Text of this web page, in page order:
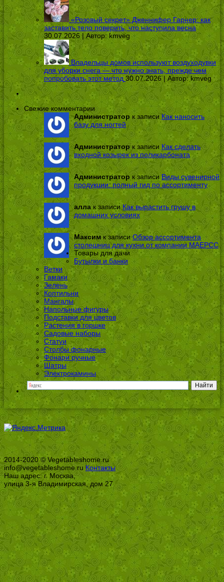
«Розовый секрет» Дженнифер Гарнер: как
заставить тело поверить, что наступила весна
30.07.2026 | Автор: kmveg
Владельцы домов используют воздуходувки
для уборки снега — что нужно знать, прежде чем
попробовать этот метод 30.07.2026 | Автор:kmveg
Свежие комментарии
Администратор к записиКак наносить
базу для ногтей
Администраторк записи Как сделать
входной козырек из поликарбоната
Администратор к записиВиды сувенирной
продукции: полный гид по ассортименту
аллак записиКак вырастить грушу в
домашних условиях
Максимк записиОбзор ассортимента
столешниц для кухни от компании МАЕРСС
Товары для дачи
Бутылки и банки
Ветки
Гамаки
Зелень
Коптильни
Мангалы
Напольные фигуры
Подставки для цветов
Растения в горшке
Садовые наборы
Статуи
Столбы фонарные
Фонари ручные
Шатры
Электрокамины
2014-2020 © Vegetableshome.ru
info@vegetableshome.ruКонтакты
Наш адрес: г. Москва,
улица 3-я Владимирская, дом 27